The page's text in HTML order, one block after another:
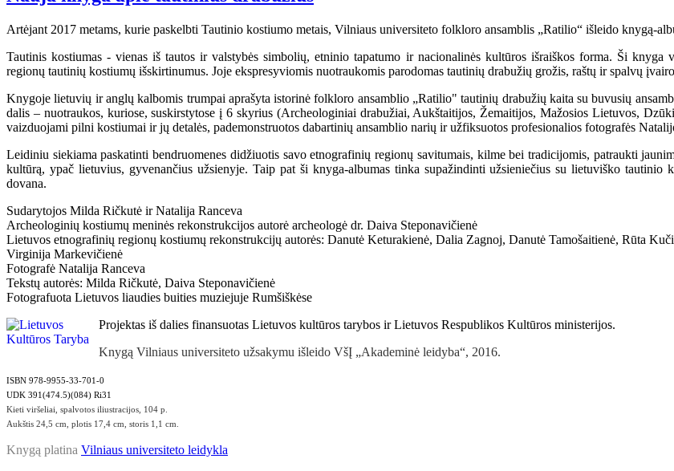
Artėjant 2017 metams, kurie paskelbti Tautinio kostiumo metais, Vilniaus universiteto folkloro ansamblis „Ratilio“ išleido knygą-
Tautinis kostiumas - vienas iš tautos ir valstybės simbolių, etninio tapatumo ir nacionalinės kultūros išraiškos forma. Ši knyga
regionų tautinių kostiumų išskirtinumus. Joje ekspresyviomis nuotraukomis parodomas tautinių drabužių grožis, raštų ir spalvų
Knygoje lietuvių ir anglų kalbomis trumpai aprašyta istorinė folkloro ansamblio „Ratilio" tautinių drabužių kaita su buvusių
dalis – nuotraukos, kuriose, suskirstytose į 6 skyrius (Archeologiniai drabužiai, Aukštaitijos, Žemaitijos, Mažosios Lietuvos,
vaizduojami pilni kostiumai ir jų detalės, pademonstruotos dabartinių ansamblio narių ir užfiksuotos profesionalios fotografės
Leidiniu siekiama paskatinti bendruomenes didžiuotis savo etnografinių regionų savitumais, kilme bei tradicijomis, patraukti
kultūrą, ypač lietuvius, gyvenančius užsienyje. Taip pat ši knyga-albumas tinka supažindinti užsieniečius su lietuviško
dovana.
Sudarytojos Milda Ričkutė ir Natalija Ranceva
Archeologinių kostiumų meninės rekonstrukcijos autorė archeologė dr. Daiva Steponavičienė
Lietuvos etnografinių regionų kostiumų rekonstrukcijų autorės: Danutė Keturakienė, Dalia Zagnoj, Danutė Tamošaitienė, Rūta
Virginija Markevičienė
Fotografė Natalija Ranceva
Tekstų autorės: Milda Ričkutė, Daiva Steponavičienė
Fotografuota Lietuvos liaudies buities muziejuje Rumšiškėse
Projektas iš dalies finansuotas Lietuvos kultūros tarybos ir Lietuvos Respublikos Kultūros ministerijos.
Knygą Vilniaus universiteto užsakymu išleido VšĮ „Akademinė leidyba“, 2016.
ISBN 978-9955-33-701-0
UDK 391(474.5)(084) Ri31
Kieti viršeliai, spalvotos iliustracijos, 104 p.
Aukštis 24,5 cm, plotis 17,4 cm, storis 1,1 cm.
Knygą platina Vilniaus universiteto leidykla